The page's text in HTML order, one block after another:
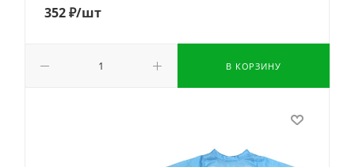
352₽/шт
В КОРЗИНУ